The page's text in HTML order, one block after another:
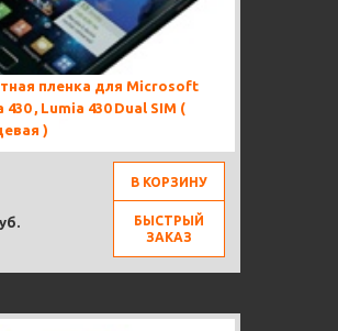
пленка для Microsoft
430 , Lumia 430 Dual SIM (
)
В КОРЗИНУ
БЫСТРЫЙ
ЗАКАЗ